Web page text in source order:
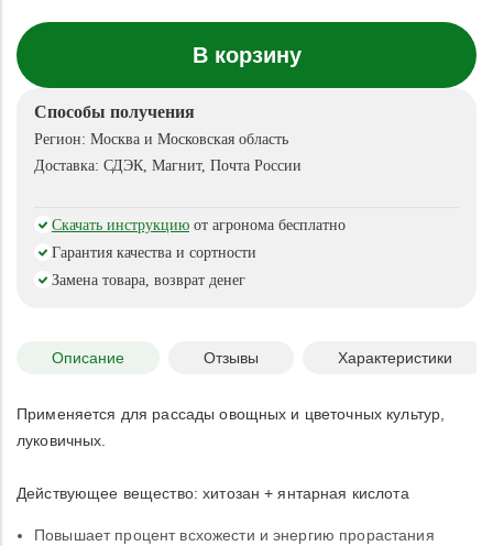
В корзину
Способы получения
Регион: Москва и Московская область
Доставка: СДЭК, Магнит, Почта России
Скачать инструкцию от агронома бесплатно
Гарантия качества и сортности
Замена товара, возврат денег
Описание Отзывы Характеристики
Применяется для рассады овощных и цветочных культур,
луковичных.
Действующее вещество: хитозан + янтарная кислота
Повышает процент всхожести и энергию прорастания